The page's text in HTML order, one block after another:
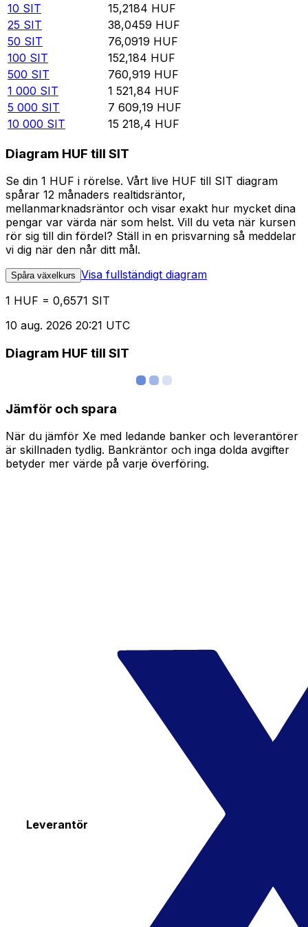
10 SIT 15,2184 HUF
25 SIT 38,0459 HUF
50 SIT 76,0919 HUF
100 SIT 152,184 HUF
500 SIT 760,919 HUF
1 000 SIT 1 521,84 HUF
5 000 SIT 7 609,19 HUF
10 000 SIT 15 218,4 HUF
Diagram HUF till SIT
Se din 1 HUF i rörelse. Vårt live HUF till SIT diagram
spårar 12 månaders realtidsräntor,
mellanmarknadsräntor och visar exakt hur mycket dina
pengar var värda när som helst. Vill du veta när kursen
rör sig till din fördel? Ställ in en prisvarning så meddelar
vi dig när den når ditt mål.
Spåra växelkurs Visa fullständigt diagram
1 HUF = 0,6571 SIT
10 aug. 2026 20:21 UTC
Diagram HUF till SIT
Jämför och spara
När du jämför Xe med ledande banker och leverantörer
är skillnaden tydlig. Bankräntor och inga dolda avgifter
betyder mer värde på varje överföring.
Leverantör